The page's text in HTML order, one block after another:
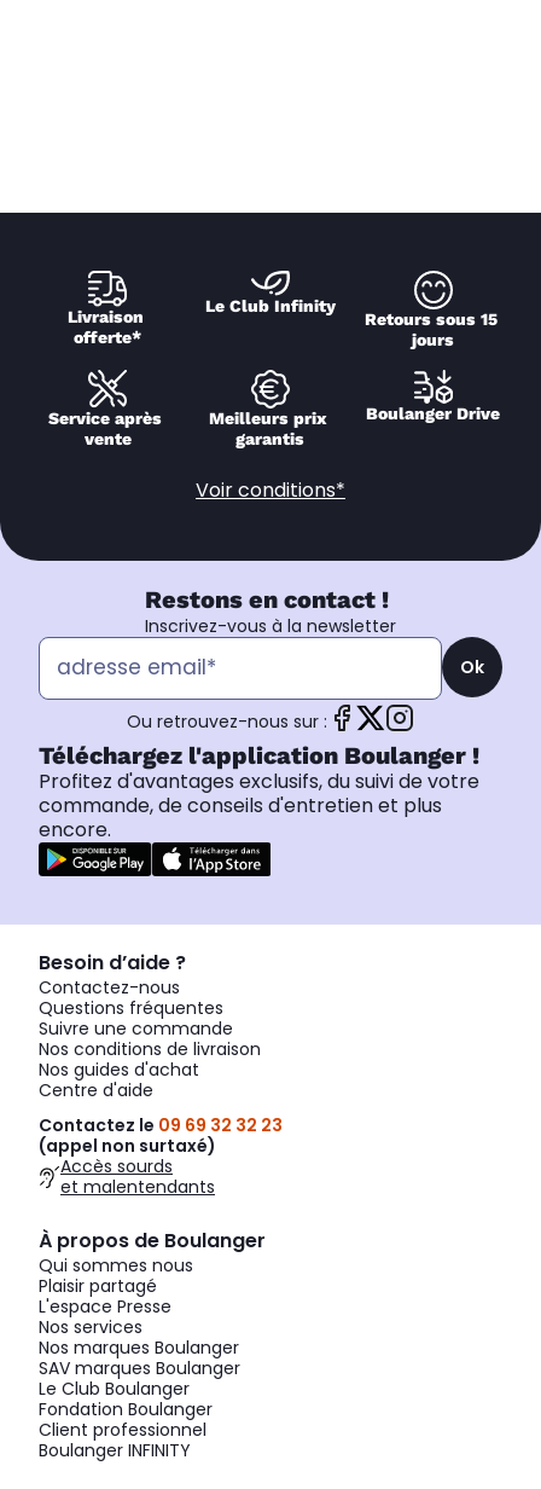
Livraison
offerte*
Le Club Infinity
Retours sous 15
jours
Service après
vente
Meilleurs prix
garantis
Boulanger Drive
Voir conditions*
Restons en contact !
Inscrivez-vous à la newsletter
Ok
Ou retrouvez-nous sur :
Téléchargez l'application Boulanger !
Profitez d'avantages exclusifs, du suivi de votre
commande, de conseils d'entretien et plus
encore.
Besoin d’aide ?
Contactez-nous
Questions fréquentes
Suivre une commande
Nos conditions de livraison
Nos guides d'achat
Centre d'aide
Contactez le 09 69 32 32 23
(appel non surtaxé)
Accès sourds
et malentendants
À propos de Boulanger
Qui sommes nous
Plaisir partagé
L'espace Presse
Nos services
Nos marques Boulanger
SAV marques Boulanger
Le Club Boulanger
Fondation Boulanger
Client professionnel
Boulanger INFINITY